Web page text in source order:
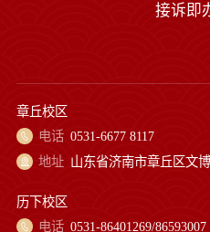
接诉即
章丘校区
电话 0531-6677 8117
地址 山东省济南市章丘区文
历下校区
电话 0531-86401269/86593007